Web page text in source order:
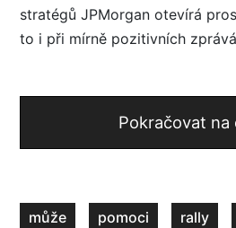
stratégů JPMorgan otevírá
to i při mírně pozitivních
Pokračovat na
může pomoci rally